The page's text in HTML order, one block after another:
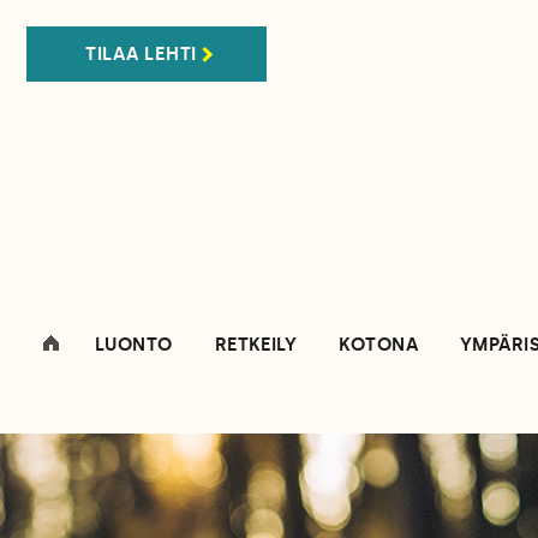
TILAA LEHTI
LUONTO RETKEILY KOTONA